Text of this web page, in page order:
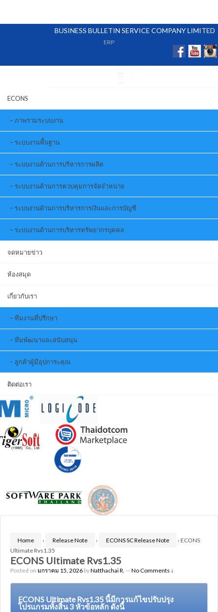
BUSINESS BULLETIN SERVICE COMPANY LIMITED
ERP
ECONS
ภาพรวมระบบงาน
ระบบงานพื้นฐาน
ระบบงานด้านการบริหารการผลิต
ระบบงานด้านการควบคุมการจัดจำหน่าย
ระบบงานด้านการบริหารการเงินและการบัญชี
ระบบงานด้านการบริหารทรัพยากรบุคคล
จดหมายข่าว
ห้องสมุด
เกี่ยวกับเรา
ทีมงานที่ปรึกษา
ทีมพัฒนาและสนับสนุน
ลูกค้าผู้มีอุปการะคุณ
ติดต่อเรา
Home › Release Note › ECONS SC Release Note › ECONS
Ultimate Rvs1.35
ECONS Ultimate Rvs1.35
Posted on มกราคม 15, 2026 byNatthachai R. — No Comments ↓
ECONS Ultimate Rvs1.35 นี้มีการแก้ไขปรับปรุง
โปรแกรมทั้งสิ้น 3 หัวข้อหลัก ดังนี้